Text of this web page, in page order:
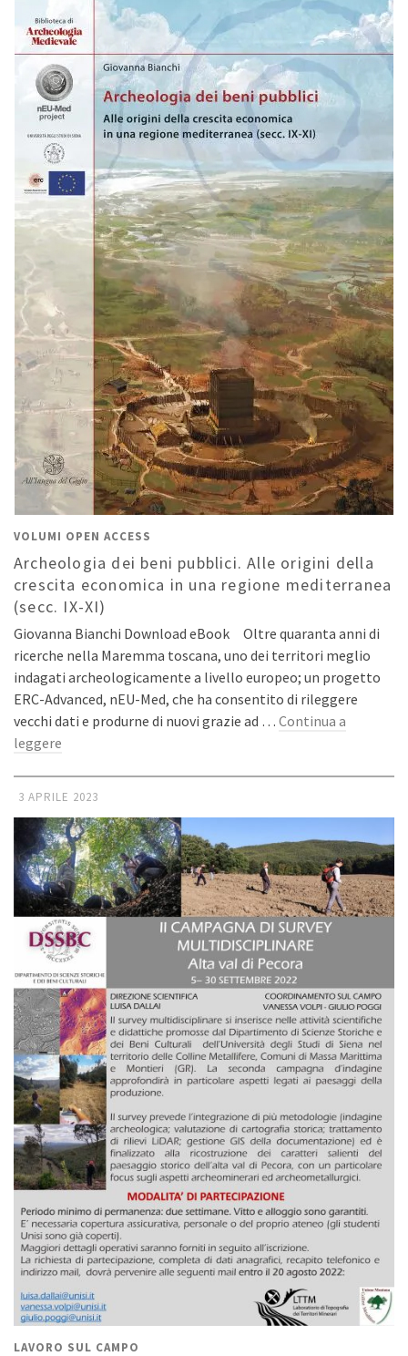
VOLUMI OPEN ACCESS
Archeologia dei beni pubblici. Alle origini della
crescita economica in una regione mediterranea
(secc. IX-XI)
Giovanna Bianchi Download eBook Oltre quaranta anni di
ricerche nella Maremma toscana, uno dei territori meglio
indagati archeologicamente a livello europeo; un progetto
ERC-Advanced, nEU-Med, che ha consentito di rileggere
vecchi dati e produrne di nuovi grazie ad … Continua a
leggere
3 APRILE 2023
LAVORO SUL CAMPO